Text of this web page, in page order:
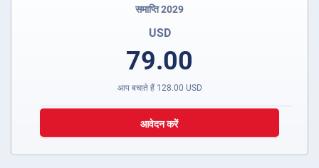
समाप्ति 2029
USD
79.00
आप बचाते हैं 128.00 USD
आवेदन करें